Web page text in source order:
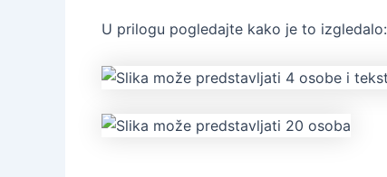
U prilogu pogledajte kako je to izgledalo: